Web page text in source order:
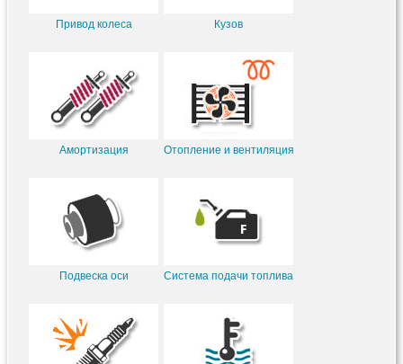
Привод колеса Кузов
Амортизация Отопление и вентиляция
Подвеска оси Система подачи топлива